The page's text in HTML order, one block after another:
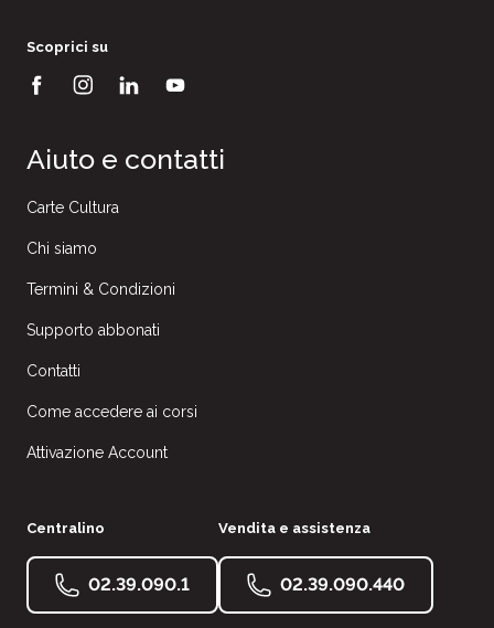
Scoprici su
Aiuto e contatti
Carte Cultura
Chi siamo
Termini & Condizioni
Supporto abbonati
Contatti
Come accedere ai corsi
Attivazione Account
Centralino
02.39.090.1
Vendita e assistenza
02.39.090.440